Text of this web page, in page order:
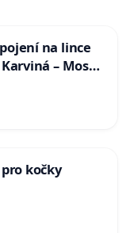
na lince
– Mosty
kočky